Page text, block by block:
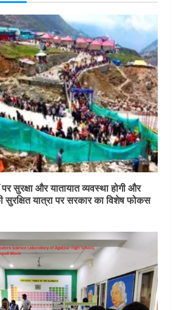
पर सुरक्षा और यातायात व्यवस्था होगी और
यात्रा पर सरकार का विशेष फोकस